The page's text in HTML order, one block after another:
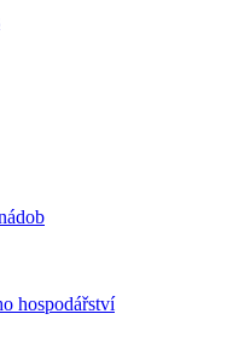
hospodářství